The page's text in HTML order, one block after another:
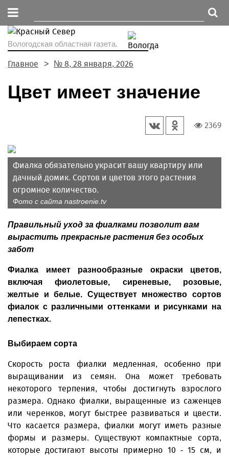
Вологодская областная газета.
Главное № 8, 28 января, 2026
Цвет имеет значение
2369
Фиалка обязательно украсит вашу квартиру или
дачный домик. Сортов и цветов этого растения
огромное количество.
Фото с сайта nastroenie.tv
Правильный уход за фиалками позволит вам
вырастить прекрасные растения без особых
забот
Фиалка имеет разно­образные окраски цветов,
включая фиолетовые, сиреневые, розовые,
желтые и белые. Существует множество сортов
фиалок с различными оттенками и рисунками на
лепестках.
Выбираем сорта
Скорость роста фиалки медленная, особенно при
выращивании из семян. Она может требовать
некоторого терпения, чтобы достигнуть взрослого
размера. Однако фиалки, выращенные из саженцев
или черенков, могут быстрее развиваться и цвести.
Что касается размера, фиалки могут иметь разные
формы и размеры. Существуют компактные сорта,
которые достигают высоты примерно 10 - 15 см, и